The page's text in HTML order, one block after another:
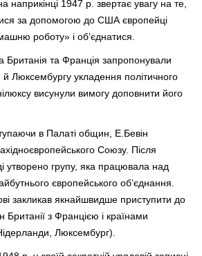
наприкінці 1947 р. звертає увагу на те,
за допомогою до США європейці
роботу» і об’єднатися.
Британія та Франція запропонували
й Люксембургу укладення політичного
висунули вимогу доповнити його
в Палаті общин, Е.Бевін
Союзу. Після
утворено групу, яка працювала над
європейського об’єднання.
закликав якнайшвидше приступити до
Британії з Францією і країнами
Люксембург).